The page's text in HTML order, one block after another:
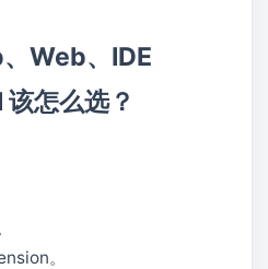
Web、IDE
怎么选？
。